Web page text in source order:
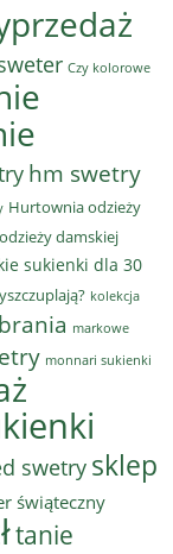
Czy kolorowe
hm swetry
Hurtownia odzieży
damskiej
sukienki dla 30
kolekcja
markowe
monnari sukienki
swetry sklep
świąteczny
tanie